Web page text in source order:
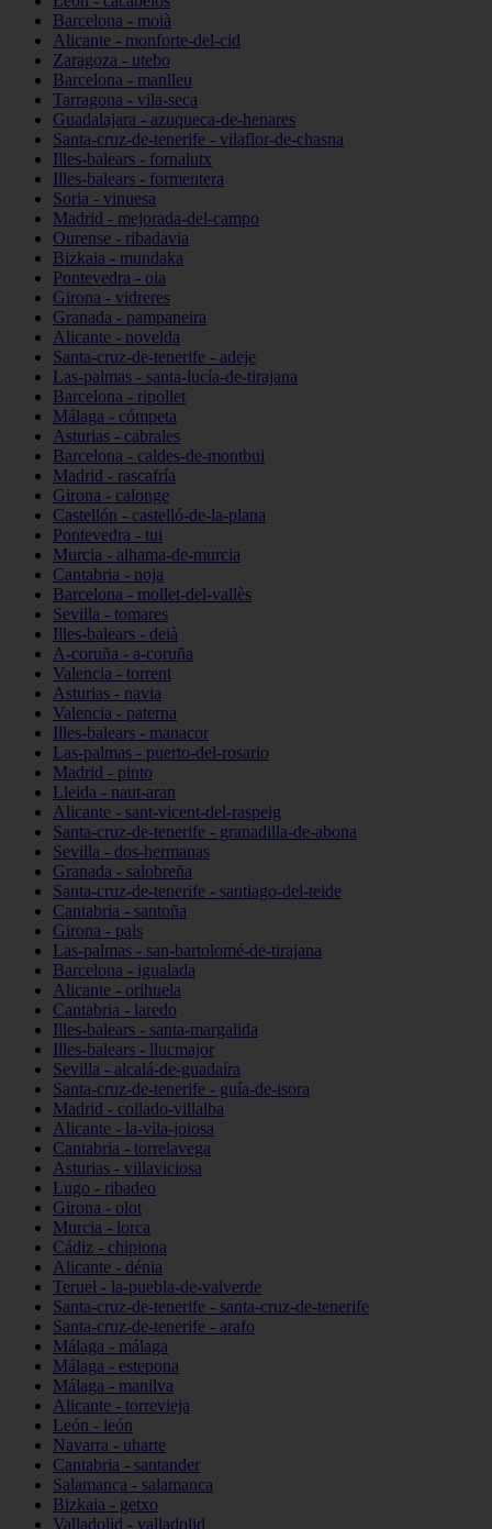
Barcelona - moià
Alicante - monforte-del-cid
Zaragoza - utebo
Barcelona - manlleu
Tarragona - vila-seca
Guadalajara - azuqueca-de-henares
Santa-cruz-de-tenerife - vilaflor-de-chasna
Illes-balears - fornalutx
Illes-balears - formentera
Soria - vinuesa
Madrid - mejorada-del-campo
Ourense - ribadavia
Bizkaia - mundaka
Pontevedra - oia
Girona - vidreres
Granada - pampaneira
Alicante - novelda
Santa-cruz-de-tenerife - adeje
Las-palmas - santa-lucía-de-tirajana
Barcelona - ripollet
Málaga - cómpeta
Asturias - cabrales
Barcelona - caldes-de-montbui
Madrid - rascafría
Girona - calonge
Castellón - castelló-de-la-plana
Pontevedra - tui
Murcia - alhama-de-murcia
Cantabria - noja
Barcelona - mollet-del-vallès
Sevilla - tomares
Illes-balears - deià
A-coruña - a-coruña
Valencia - torrent
Asturias - navia
Valencia - paterna
Illes-balears - manacor
Las-palmas - puerto-del-rosario
Madrid - pinto
Lleida - naut-aran
Alicante - sant-vicent-del-raspeig
Santa-cruz-de-tenerife - granadilla-de-abona
Sevilla - dos-hermanas
Granada - salobreña
Santa-cruz-de-tenerife - santiago-del-teide
Cantabria - santoña
Girona - pals
Las-palmas - san-bartolomé-de-tirajana
Barcelona - igualada
Alicante - orihuela
Cantabria - laredo
Illes-balears - santa-margalida
Illes-balears - llucmajor
Sevilla - alcalá-de-guadaíra
Santa-cruz-de-tenerife - guía-de-isora
Madrid - collado-villalba
Alicante - la-vila-joiosa
Cantabria - torrelavega
Asturias - villaviciosa
Lugo - ribadeo
Girona - olot
Murcia - lorca
Cádiz - chipiona
Alicante - dénia
Teruel - la-puebla-de-valverde
Santa-cruz-de-tenerife - santa-cruz-de-tenerife
Santa-cruz-de-tenerife - arafo
Málaga - málaga
Málaga - estepona
Málaga - manilva
Alicante - torrevieja
León - león
Navarra - uharte
Cantabria - santander
Salamanca - salamanca
Bizkaia - getxo
Valladolid - valladolid